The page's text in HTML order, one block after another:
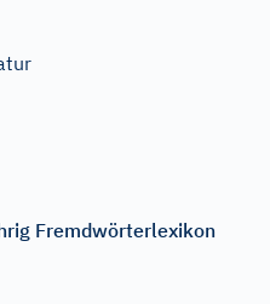
Fremdwörterlexikon